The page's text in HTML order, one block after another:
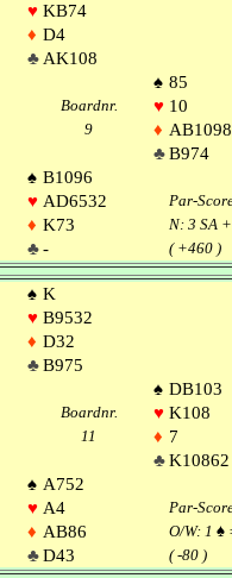
♥ KB74
♦ D4
♣ AK108
♠ 85
Boardnr. ♥ 10
9 ♦
♣B974
♠ B1096
♥ AD6532
Par-
♦ K73 N: 3 SA
♣- ( +460 )
♠ K
♥ B9532
♦ D32
♣B975
♠ DB103
Boardnr. ♥ K108
11 ♦ 7
♣K10862
♠ A752
♥ A4
Par-
♦ AB86 O/W: 1 ♠
♣D43 ( -80 )